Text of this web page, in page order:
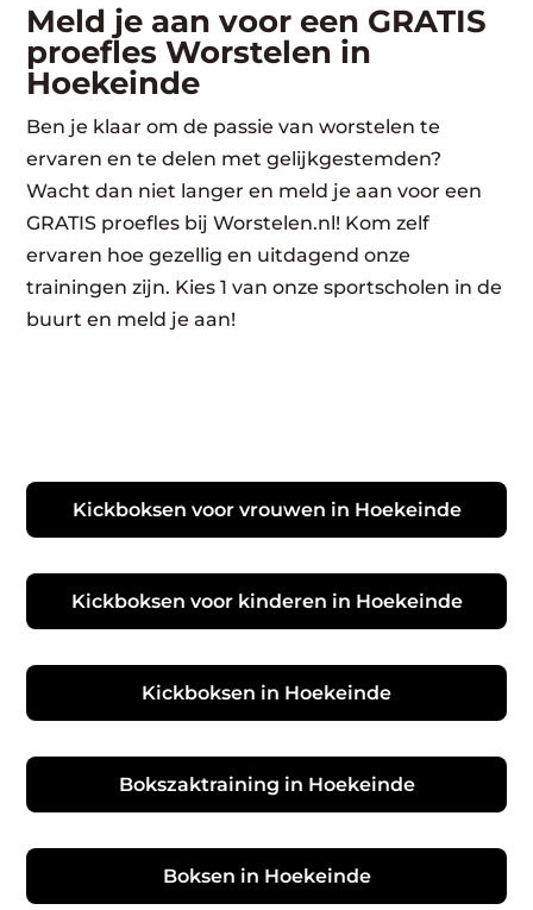
Meld je aan voor een GRATIS
proefles Worstelen in
Hoekeinde
Ben je klaar om de passie van worstelen te
ervaren en te delen met gelijkgestemden?
Wacht dan niet langer en meld je aan voor een
GRATIS proefles bij Worstelen.nl! Kom zelf
ervaren hoe gezellig en uitdagend onze
trainingen zijn. Kies 1 van onze sportscholen in de
buurt en meld je aan!
Kickboksen voor vrouwen in Hoekeinde
Kickboksen voor kinderen in Hoekeinde
Kickboksen in Hoekeinde
Bokszaktraining in Hoekeinde
Boksen in Hoekeinde